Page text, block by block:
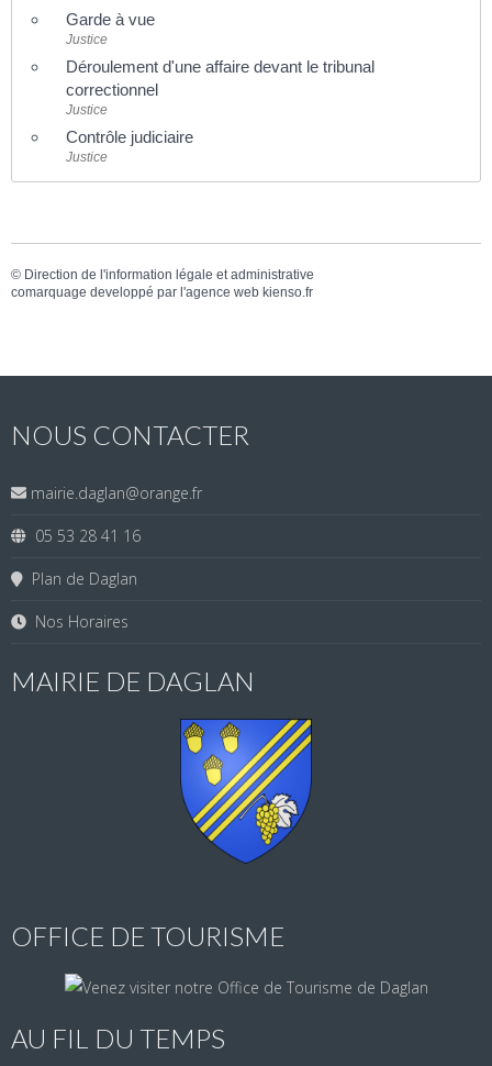
Garde à vue
Justice
Déroulement d'une affaire devant le tribunal
correctionnel
Justice
Contrôle judiciaire
Justice
© Direction de l'information légale et administrative
comarquage developpé par l'agence web kienso.fr
NOUS CONTACTER
mairie.daglan@orange.fr
05 53 28 41 16
Plan de Daglan
Nos Horaires
MAIRIE DE DAGLAN
OFFICE DE TOURISME
AU FIL DU TEMPS